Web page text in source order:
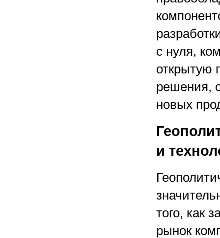
с нуля,
открытую
решения,
новых
и
того, как
рынок